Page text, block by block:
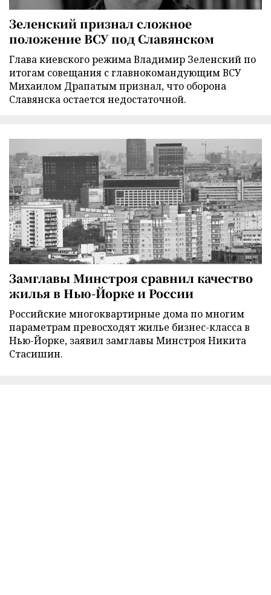
Зеленский признал сложное
положение ВСУ под Славянском
Глава киевского режима Владимир Зеленский по
итогам совещания с главнокомандующим ВСУ
Михаилом Драпатым признал, что оборона
Славянска остается недостаточной.
Замглавы Минстроя сравнил качество
жилья в Нью-Йорке и России
Российские многоквартирные дома по многим
параметрам превосходят жилье бизнес-класса в
Нью-Йорке, заявил замглавы Минстроя Никита
Стасишин.